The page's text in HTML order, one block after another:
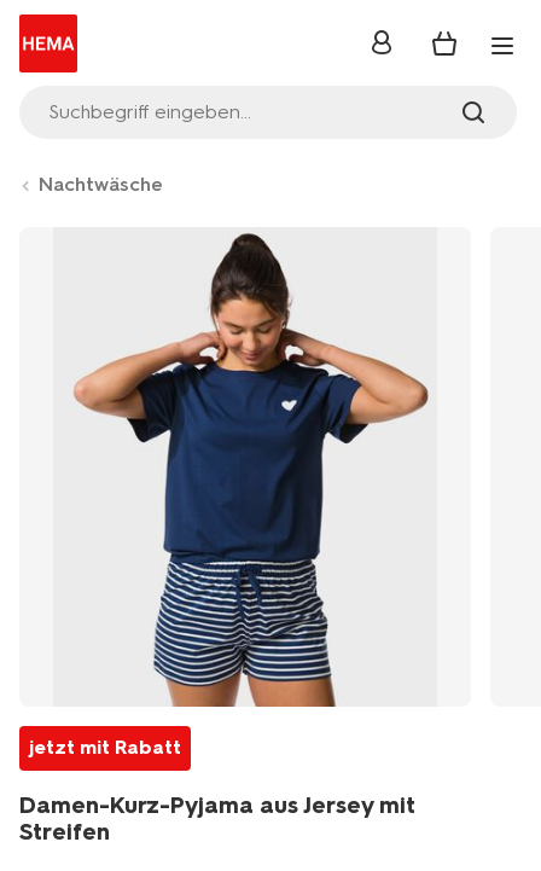
Suchbegriff eingeben...
Anmelden
Nachtwäsche
jetzt mit Rabatt
Damen-Kurz-Pyjama aus Jersey mit
Streifen